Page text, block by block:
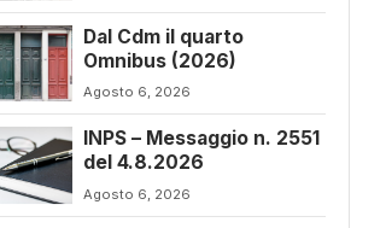
Dal Cdm il quarto
Omnibus (2026)
Agosto 6, 2026
INPS – Messaggio n. 2551
del 4.8.2026
Agosto 6, 2026